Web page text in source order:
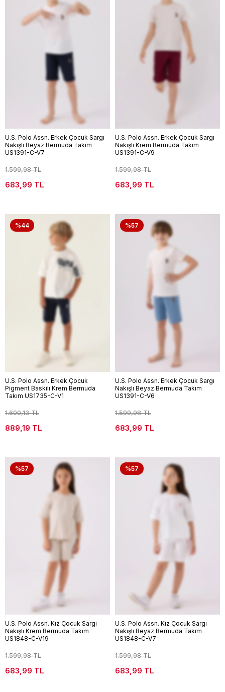
U.S. Polo Assn. Erkek Çocuk Sargı
Nakışlı Beyaz Bermuda Takım
US1391-C-V7
1.599,98 TL
683,99 TL
U.S. Polo Assn. Erkek Çocuk Sargı
Nakışlı Krem Bermuda Takım
US1391-C-V9
1.599,98 TL
683,99 TL
%44
U.S. Polo Assn. Erkek Çocuk
Pigment Baskılı Krem Bermuda
Takım US1735-C-V1
1.600,13 TL
889,19 TL
%57
U.S. Polo Assn. Erkek Çocuk Sargı
Nakışlı Beyaz Bermuda Takım
US1391-C-V6
1.599,98 TL
683,99 TL
%57
U.S. Polo Assn. Kız Çocuk Sargı
Nakışlı Krem Bermuda Takım
US1848-C-V19
1.599,98 TL
683,99 TL
%57
U.S. Polo Assn. Kız Çocuk Sargı
Nakışlı Beyaz Bermuda Takım
US1848-C-V7
1.599,98 TL
683,99 TL